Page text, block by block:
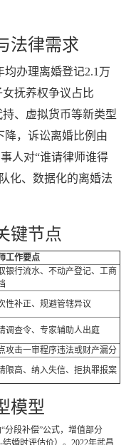
法律需求
办理离婚登记2.1万
抚养权争议占比
、虚拟货币等新类型
降，诉讼离婚比例由
人对“谁请律师谁得
化、数据化的离婚法
键节点
工作要点
银行流水、不动产登记、工商
性补正、规避管辖异议
调查令、专家辅助人出庭
攻击一审程序违法或财产漏分
限高、纳入失信、拒执罪报案
模型
分段补偿”公式，增值部分
婚时评估价）。2022年武昌